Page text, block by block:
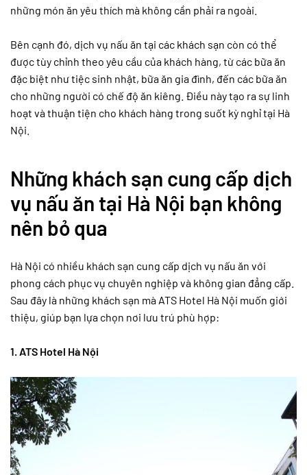
những món ăn yêu thích mà không cần phải ra ngoài.
Bên cạnh đó, dịch vụ nấu ăn tại các khách sạn còn có thể
được tùy chỉnh theo yêu cầu của khách hàng, từ các bữa ăn
đặc biệt như tiệc sinh nhật, bữa ăn gia đình, đến các bữa ăn
cho những người có chế độ ăn kiêng. Điều này tạo ra sự linh
hoạt và thuận tiện cho khách hàng trong suốt kỳ nghỉ tại Hà
Nội.
Những khách sạn cung cấp dịch
vụ nấu ăn tại Hà Nội bạn không
nên bỏ qua
Hà Nội có nhiều khách sạn cung cấp dịch vụ nấu ăn với
phong cách phục vụ chuyên nghiệp và không gian đẳng cấp.
Sau đây là những khách sạn mà ATS Hotel Hà Nội muốn giới
thiệu, giúp bạn lựa chọn nơi lưu trú phù hợp:
1. ATS Hotel Hà Nội